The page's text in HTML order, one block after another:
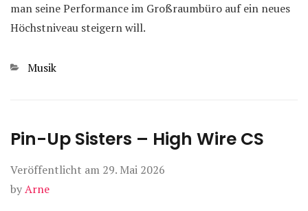
man seine Performance im Großraumbüro auf ein neues
Höchstniveau steigern will.
Kategorien
Musik
Pin-Up Sisters – High Wire CS
Veröffentlicht am 29. Mai 2026
byArne